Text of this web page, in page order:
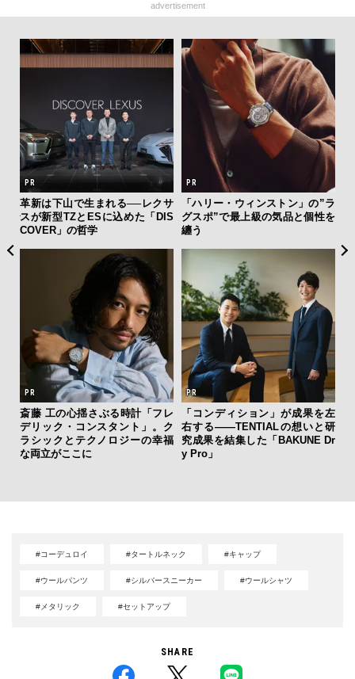
advertisement
革新は下山で生まれる──レクサ
スが新型TZとESに込めた「DIS
COVER」の哲学
「ハリー・ウィンストン」の”ラ
グスポ”で最上級の気品と個性を
纏う
斎藤 工の心揺さぶる時計「フレ
デリック・コンスタント」。ク
ラシックとテクノロジーの幸福
な両立がここに
「コンディション」が成果を左
右する——TENTIALの想いと研
究成果を結集した「BAKUNE Dr
y Pro」
店
#コーデュロイ #タートルネック #キャップ
#ウールパンツ #シルバースニーカー #ウールシャツ
#メタリック #セットアップ
SHARE